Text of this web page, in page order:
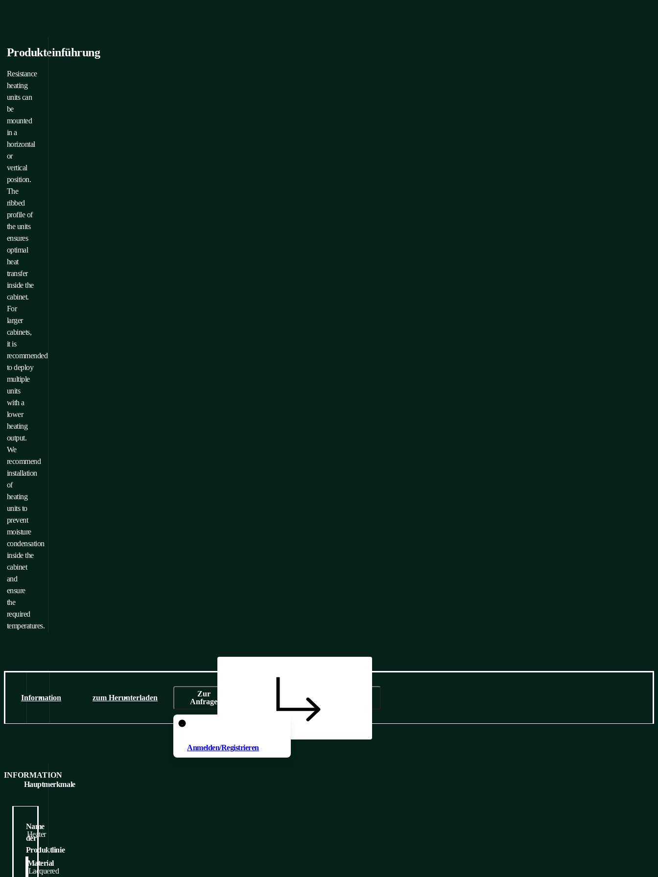
Produkteinführung
Resistance
heating
units can
be
mounted
in a
horizontal
or
vertical
position.
The
ribbed
profile of
the units
ensures
optimal
heat
transfer
inside the
cabinet.
For
larger
cabinets,
it is
recommended
to deploy
multiple
units
with a
lower
heating
output.
We
recommend
installation
of
heating
units to
prevent
moisture
condensation
inside the
cabinet
and
ensure
the
required
temperatures.
Information zum Herunterladen
Zur
Anfrage
Anmelden/Registrieren
INFORMATION
Hauptmerkmale
Name
der
Produktlinie
Heater
Material
Lacquered